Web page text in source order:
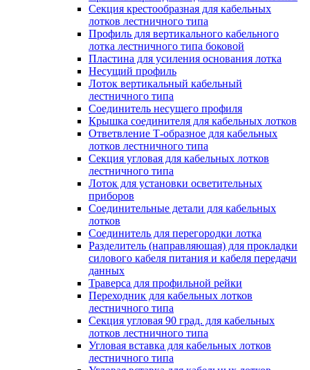
Секция крестообразная для кабельных
лотков лестничного типа
Профиль для вертикального кабельного
лотка лестничного типа боковой
Пластина для усиления основания лотка
Несущий профиль
Лоток вертикальный кабельный
лестничного типа
Соединитель несущего профиля
Крышка соединителя для кабельных лотков
Ответвление Т-образное для кабельных
лотков лестничного типа
Секция угловая для кабельных лотков
лестничного типа
Лоток для установки осветительных
приборов
Соединительные детали для кабельных
лотков
Соединитель для перегородки лотка
Разделитель (направляющая) для прокладки
силового кабеля питания и кабеля передачи
данных
Траверса для профильной рейки
Переходник для кабельных лотков
лестничного типа
Секция угловая 90 град. для кабельных
лотков лестничного типа
Угловая вставка для кабельных лотков
лестничного типа